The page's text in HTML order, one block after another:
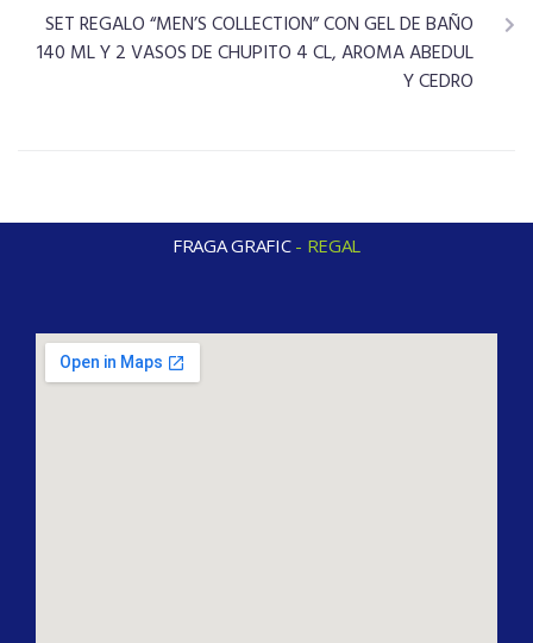
SET REGALO “MEN’S COLLECTION” CON GEL DE BAÑO
140 ML Y 2 VASOS DE CHUPITO 4 CL, AROMA ABEDUL
Y CEDRO
FRAGA GRAFIC- R EGALO